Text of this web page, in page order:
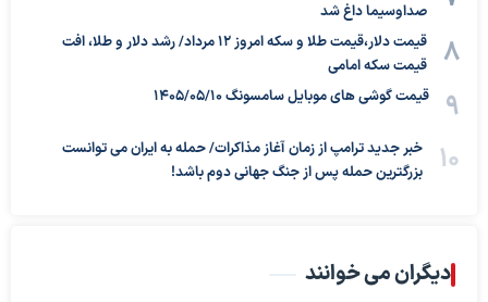
صداوسیما داغ شد
قیمت دلار،قیمت طلا و سکه امروز ۱۲ مرداد/ رشد دلار و طلا، افت
قیمت سکه امامی
قیمت گوشی های موبایل سامسونگ 1405/05/10
خبر جدید ترامپ از زمان آغاز مذاکرات/ حمله به ایران می توانست
بزرگترین حمله پس از جنگ جهانی دوم باشد!
دیگران می خوانند